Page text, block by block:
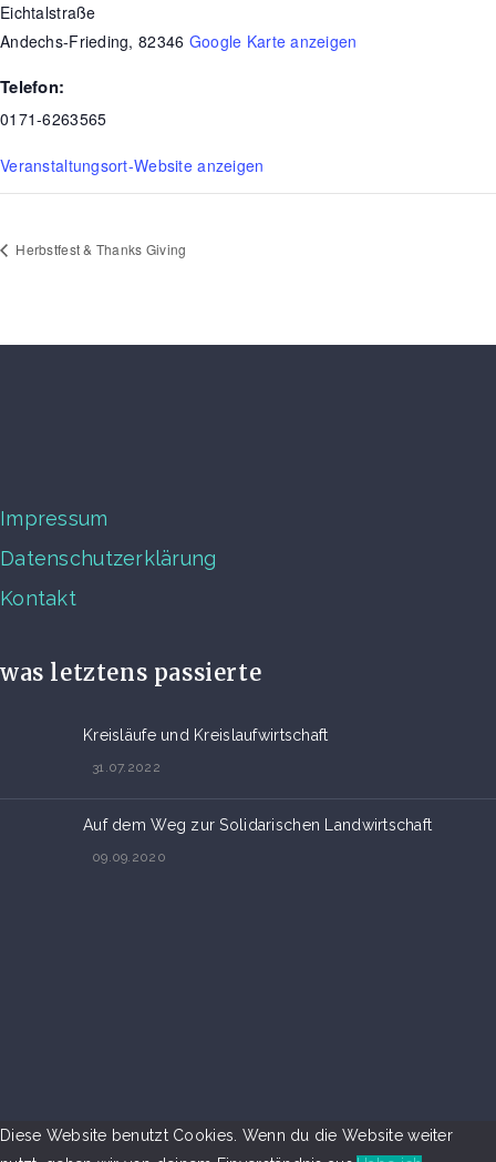
Eichtalstraße
Andechs-Frieding, 82346 Google Karte anzeigen
Telefon:
0171-6263565
Veranstaltungsort-Website anzeigen
Herbstfest & Thanks Giving
Impressum
Datenschutzerklärung
Kontakt
was letztens passierte
Kreisläufe und Kreislaufwirtschaft
31.07.2022
Auf dem Weg zur Solidarischen Landwirtschaft
09.09.2020
Diese Website benutzt Cookies. Wenn du die Website weiter